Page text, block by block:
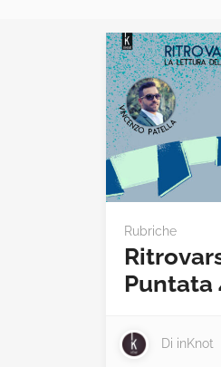
Rubriche
Puntata
Di inKnot